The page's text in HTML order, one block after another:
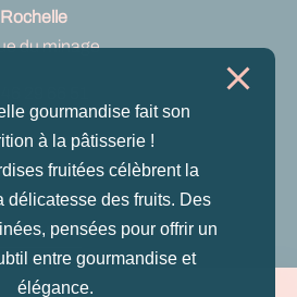
Rochelle
du minage
sur Google
suivre
gourmandise fait son
à la pâtisserie !
fruitées célèbrent la
délicatesse des fruits. Des
pensées pour offrir un
entre gourmandise et
élégance.